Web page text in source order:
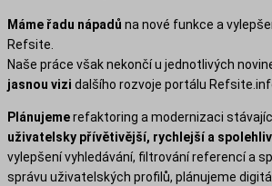
Máme řadu nápadů na nové funkce a
Refsite.
Naše práce však nekončí u jednotlivých
jasnou vizi dalšího rozvoje portálu
Plánujemerefaktoring a modernizaci
uživatelsky přívětivější, rychlejší a
vylepšení vyhledávání, filtrování referencí a
správu uživatelských profilů, plánujeme